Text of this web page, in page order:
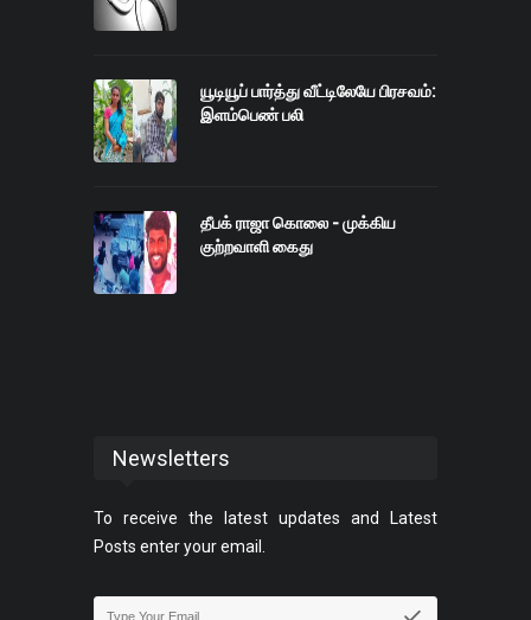
யூடியூப் பார்த்து வீட்டிலேயே பிரசவம்:
இளம்பெண் பலி
தீபக் ராஜா கொலை - முக்கிய
குற்றவாளி கைது
Newsletters
To receive the latest updates and Latest
Posts enter your email.